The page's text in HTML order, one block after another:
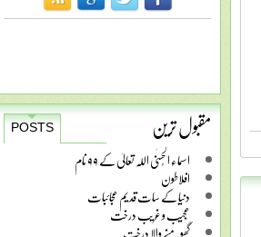
مقبول ترین
POSTS
اسماء الحُسنٰی اللہ تعالیٰ کے ۹۹ نام
افلاطون
دنیا کے سات قدیم عجائبات
عجیب و غریب درخت